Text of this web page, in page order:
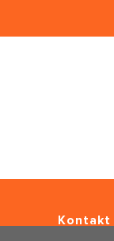
Kontakt